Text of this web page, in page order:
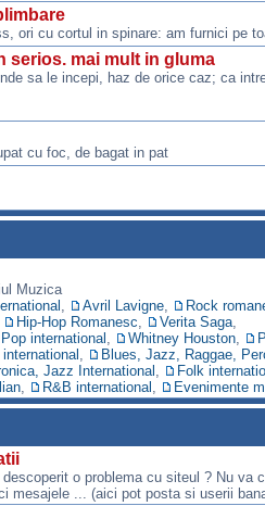
ori cu cortul in spinare: am furnici pe
serios. mai mult in gluma
sa le incepi, haz de orice caz; ca
cu foc, de bagat in pat
Muzica
Avril Lavigne
Rock
Hip-Hop Romanesc Verita Saga
Pop international Whitney Houston
Blues, Jazz, Raggae,
Jazz International
Folk
R&B international Evenimente
o problema cu siteul ? Nu va
mesajele ... (aici pot posta si userii